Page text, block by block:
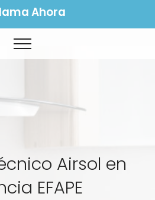
Ahora
Airsol en
EFAPE